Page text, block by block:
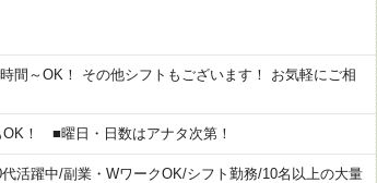
間～OK！ その他シフトもございます！ お気軽にご相
！ ■曜日・日数はアナタ次第！
活躍中/副業・WワークOK/シフト勤務/10名以上の大量